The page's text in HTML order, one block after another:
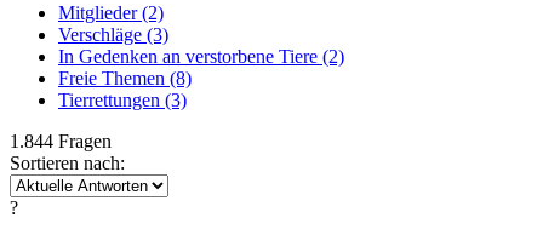
Mitglieder(2)
Verschläge (3)
In Gedenken an verstorbene Tiere (2)
Freie Themen (8)
Tierrettungen (3)
1.844 Fragen
Sortieren nach:
?